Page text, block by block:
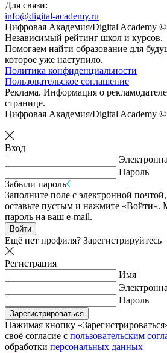
Для связи:
info@digital-academy.ru
Цифровая Академия/Digital Academy
Независимый рейтинг школ и курсов.
Помогаем найти образование для
которое уже наступило.
Политика конфиденциальности
Пользовательское соглашение
Реклама. Информация о
странице.
Цифровая Академия/Digital Academy
Вход
Пароль
Забыли пароль
Заполните поле с электронной
оставьте пустым и нажмите
пароль на ваш e-mail.
Войти
Ещё нет профиля? Зарегистрируйтесь
Регистрация
Имя
Пароль
Зарегистрироваться
Нажимая кнопку
своё согласие с пользовательским
обработки персональных данных